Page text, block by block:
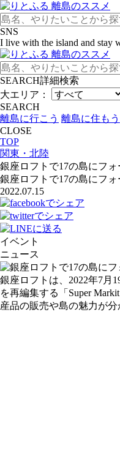
SNS
I live with the island and stay
SEARCH詳細検索
大エリア：
SEARCH
離島に行こう 離島に住もう
CLOSE
TOP
関東・北陸
銀座ロフトで17の島にフォ
銀座ロフトで17の島にフォ
2022.07.15
イベント
ニュース
銀座ロフトは、2022年7月
を再編集する「Super
産品の販売や島の魅力が分